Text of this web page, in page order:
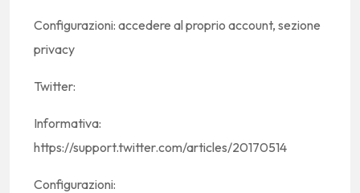
Configurazioni: accedere al proprio account, sezione
privacy
Twitter:
Informativa:
https://support.twitter.com/articles/20170514
Configurazioni: